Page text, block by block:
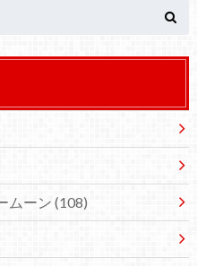
ムーン (108)